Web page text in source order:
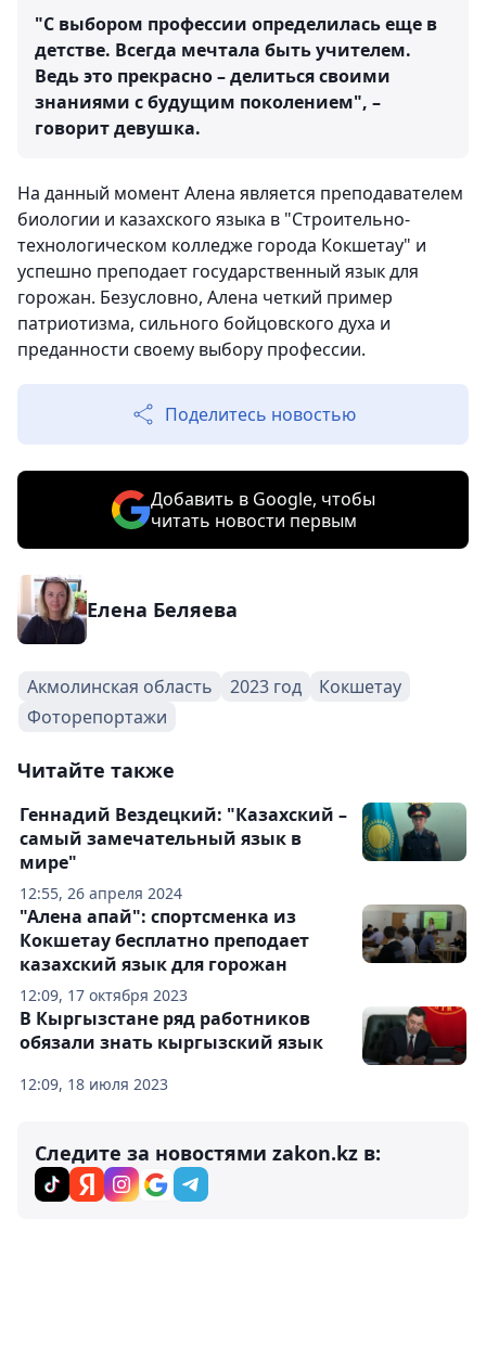
"С выбором профессии определилась еще в
детстве. Всегда мечтала быть учителем.
Ведь это прекрасно – делиться своими
знаниями с будущим поколением", –
говорит девушка.
На данный момент Алена является преподавателем
биологии и казахского языка в "Строительно-
технологическом колледже города Кокшетау" и
успешно преподает государственный язык для
горожан. Безусловно, Алена четкий пример
патриотизма, сильного бойцовского духа и
преданности своему выбору профессии.
Поделитесь новостью
Добавить в Google, чтобы
читать новости первым
Елена Беляева
Акмолинская область 2023 год
Кокшетау
Фоторепортажи
Читайте также
12:55, 26 апреля 2024
Геннадий Вездецкий: "Казахский –
самый замечательный язык в
мире"
12:09, 17 октября 2023
"Алена апай": спортсменка из
Кокшетау бесплатно преподает
казахский язык для горожан
12:09, 18 июля 2023
В Кыргызстане ряд работников
обязали знать кыргызский язык
Следите за новостями zakon.kz в: